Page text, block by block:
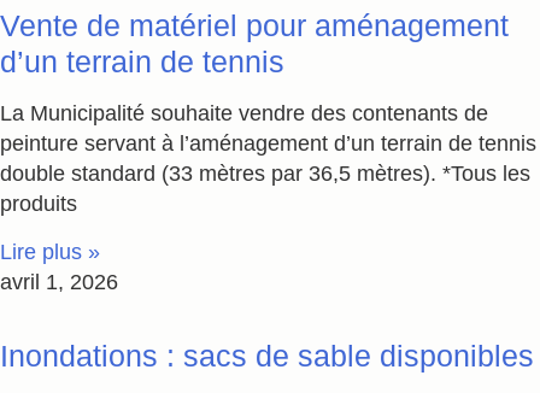
Vente de matériel pour aménagement
d’un terrain de tennis
La Municipalité souhaite vendre des contenants de
peinture servant à l’aménagement d’un terrain de tennis
double standard (33 mètres par 36,5 mètres). *Tous les
produits
Lire plus »
avril 1, 2026
Inondations : sacs de sable disponibles